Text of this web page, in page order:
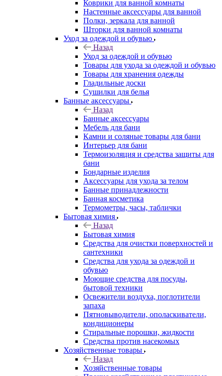
Коврики для ванной комнаты
Настенные аксессуары для ванной
Полки, зеркала для ванной
Шторки для ванной комнаты
Уход за одеждой и обувью
Назад
Уход за одеждой и обувью
Товары для ухода за одеждой и обувью
Товары для хранения одежды
Гладильные доски
Сушилки для белья
Банные аксессуары
Назад
Банные аксессуары
Мебель для бани
Камни и соляные товары для бани
Интерьер для бани
Термоизоляция и средства защиты для
бани
Бондарные изделия
Аксеcсуары для ухода за телом
Банные принадлежности
Банная косметика
Термометры, часы, таблички
Бытовая химия
Назад
Бытовая химия
Средства для очистки поверхностей и
сантехники
Средства для ухода за одеждой и
обувью
Моющие средства для посуды,
бытовой техники
Освежители воздуха, поглотители
запаха
Пятновыводители, ополаскиватели,
кондиционеры
Стиральные порошки, жидкости
Средства против насекомых
Хозяйственные товары
Назад
Хозяйственные товары